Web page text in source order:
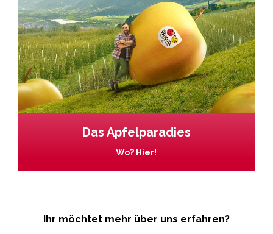
Das Apfelparadies
Wo? Hier!
Ihr möchtet mehr über uns erfahren?